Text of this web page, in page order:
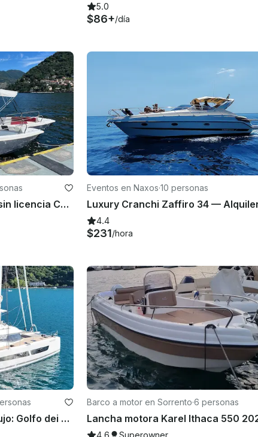
5.0
$86+/día
Barco Marino Atom 450 sin licencia Como Lake - AUTOCONDUCCIÓN 40 CV
Eventos en Naxos·10 personas
4.4
$231/hora
Navegación privada de lujo: Golfo dei Poeti y Cinque Terre a Portofino
Barco a motor en Sorrento·6 personas
4.6 Superowner